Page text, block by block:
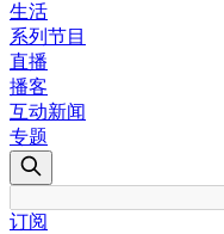
生活
系列节目
直播
播客
互动新闻
专题
订阅